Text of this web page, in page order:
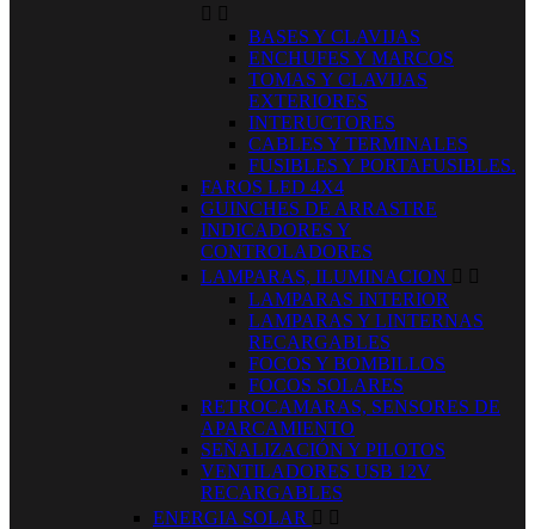
 
BASES Y CLAVIJAS
ENCHUFES Y MARCOS
TOMAS Y CLAVIJAS
EXTERIORES
INTERUCTORES
CABLES Y TERMINALES
FUSIBLES Y PORTAFUSIBLES.
FAROS LED 4X4
GUINCHES DE ARRASTRE
INDICADORES Y
CONTROLADORES
LAMPARAS, ILUMINACION  
LAMPARAS INTERIOR
LAMPARAS Y LINTERNAS
RECARGABLES
FOCOS Y BOMBILLOS
FOCOS SOLARES
RETROCAMARAS, SENSORES DE
APARCAMIENTO
SEÑALIZACIÓN Y PILOTOS
VENTILADORES USB 12V
RECARGABLES
ENERGIA SOLAR  